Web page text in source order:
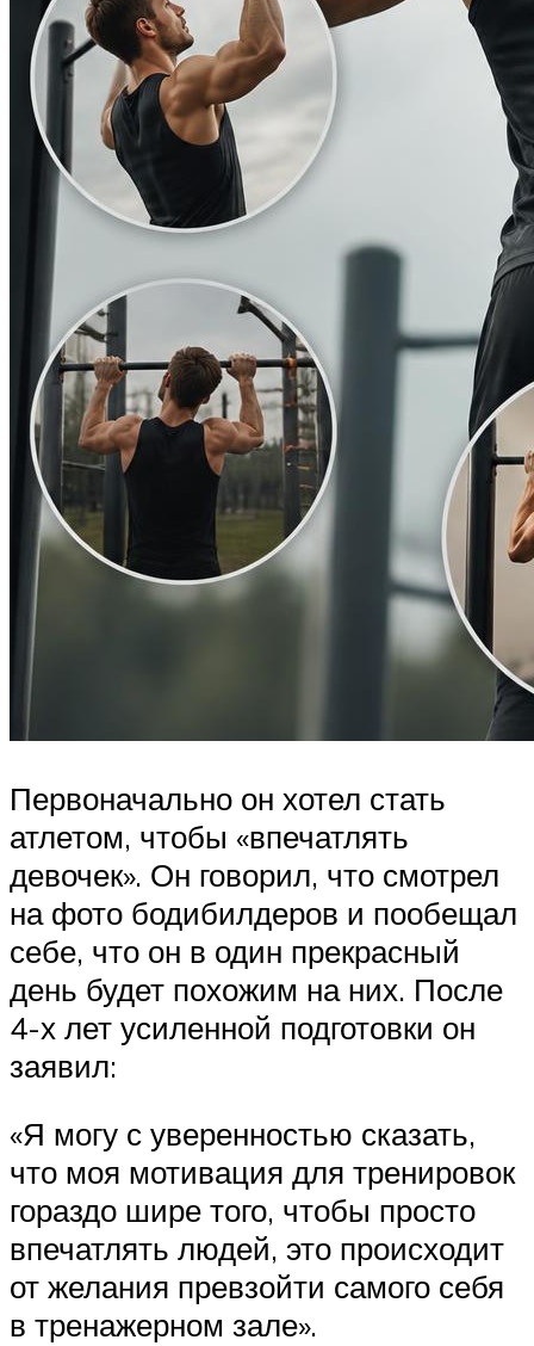
Первоначально он хотел стать
атлетом, чтобы «впечатлять
девочек». Он говорил, что смотрел
на фото бодибилдеров и пообещал
себе, что он в один прекрасный
день будет похожим на них. После
4-х лет усиленной подготовки он
заявил:
«Я могу с уверенностью сказать,
что моя мотивация для тренировок
гораздо шире того, чтобы просто
впечатлять людей, это происходит
от желания превзойти самого себя
в тренажерном зале».